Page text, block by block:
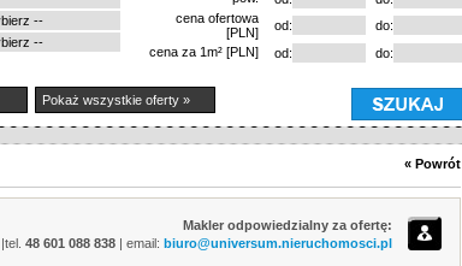
cena ofertowa
[PLN]
od:
do:
cena za 1m² [PLN]
od: do:
Pokaż wszystkie oferty »
« Powrót
Makler odpowiedzialny za ofertę:
|tel. 48 601 088 838 | email: biuro@universum.nieruchomosci.pl